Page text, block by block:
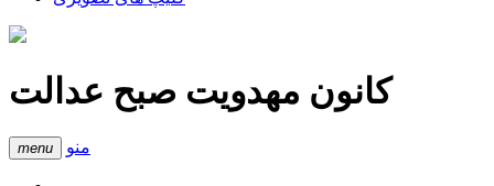
کانون مهدویت صبح عدالت
menu منو